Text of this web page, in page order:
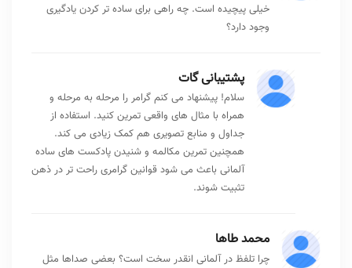
خیلی پیچیده است. چه راهی برای ساده تر کردن یادگیری
وجود دارد؟
پشتیبانی گات
سلام! پیشنهاد می کنم گرامر را مرحله به مرحله و
همراه با مثال های واقعی تمرین کنید. استفاده از
جداول و منابع تصویری هم کمک زیادی می کند.
همچنین تمرین مکالمه و شنیدن پادکست های ساده
آلمانی باعث می شود قوانین گرامری راحت تر در ذهن
تثبیت شوند.
محمد طاها
چرا تلفظ در آلمانی انقدر سخت است؟ بعضی صداها مثل